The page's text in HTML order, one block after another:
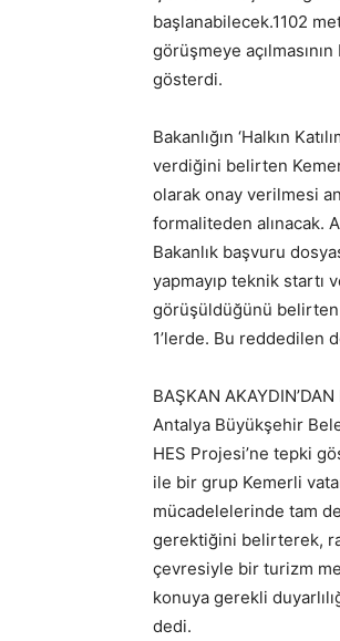
başlanabilecek.1102
görüşmeye
gösterdi.
Bakanlığın ‘Halkın
verdiğini belirten
olarak onay verilmesi
formaliteden alınacak.
Bakanlık başvuru
yapmayıp teknik startı
görüşüldüğünü belirten
1’lerde. Bu reddedilen
BAŞKAN AKAYDIN’DAN
Antalya Büyükşehir
HES Projesi’ne tepki
ile bir grup Kemerli
mücadelelerinde tam
gerektiğini belirterek,
çevresiyle bir turizm
konuya gerekli
dedi.